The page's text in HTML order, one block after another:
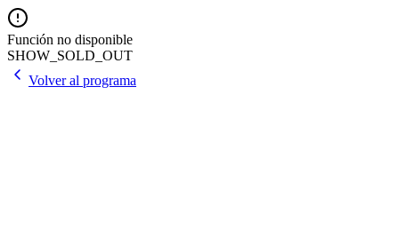
Función no disponible
SHOW_SOLD_OUT
Volver al programa